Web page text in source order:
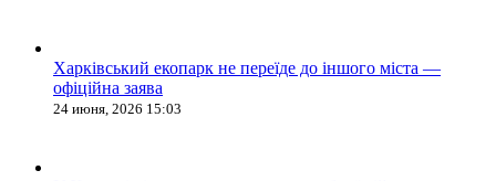
Харківський екопарк не переїде до іншого міста —
офіційна заява
24 июня, 2026 15:03